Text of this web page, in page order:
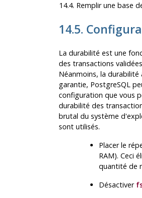
14.4. Remplir une base
14.5.
La durabilité est une
des transactions
Néanmoins, la
garantie, PostgreSQL
configuration que vous
durabilité des
brutal du système
sont utilisés.
Placer le
RAM). Ceci
quantité de
Désactiver